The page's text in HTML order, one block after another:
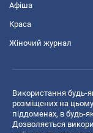
Афіша
Краса
Жіночий журнал
Використання будь-
розміщених на цьому
піддоменах, в будь-
Дозволяється